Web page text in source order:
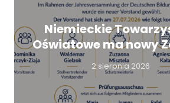
Niemieckie
Oświatowe ma nowy
2 sierpnia 2026